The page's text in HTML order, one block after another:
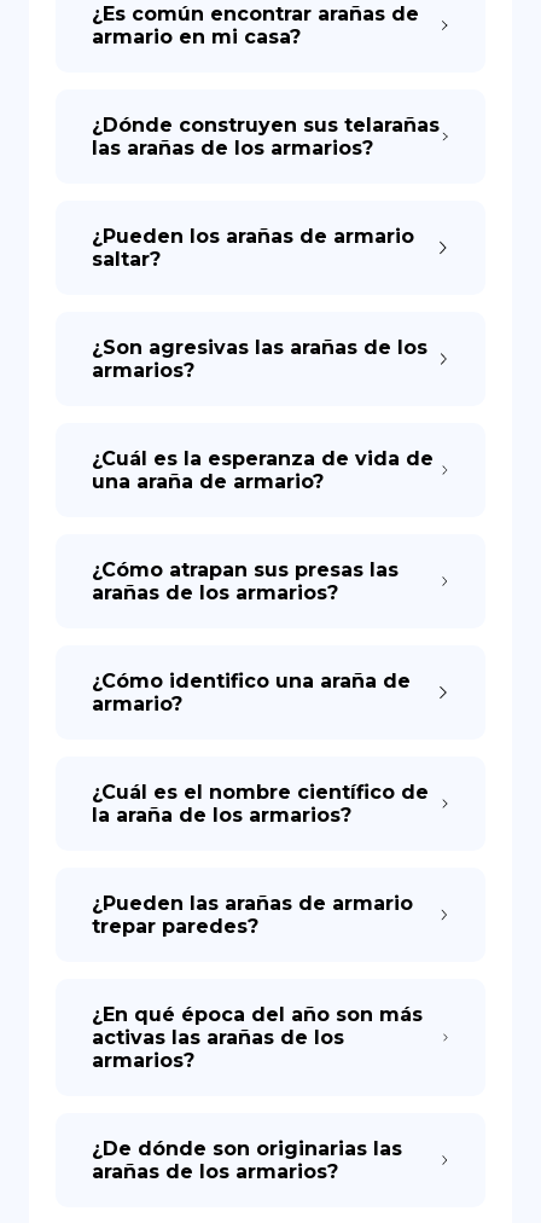
¿Es común encontrar arañas de
armario en mi casa?
¿Dónde construyen sus telarañas
las arañas de los armarios?
¿Pueden los arañas de armario
saltar?
¿Son agresivas las arañas de los
armarios?
¿Cuál es la esperanza de vida de
una araña de armario?
¿Cómo atrapan sus presas las
arañas de los armarios?
¿Cómo identifico una araña de
armario?
¿Cuál es el nombre científico de
la araña de los armarios?
¿Pueden las arañas de armario
trepar paredes?
¿En qué época del año son más
activas las arañas de los
armarios?
¿De dónde son originarias las
arañas de los armarios?